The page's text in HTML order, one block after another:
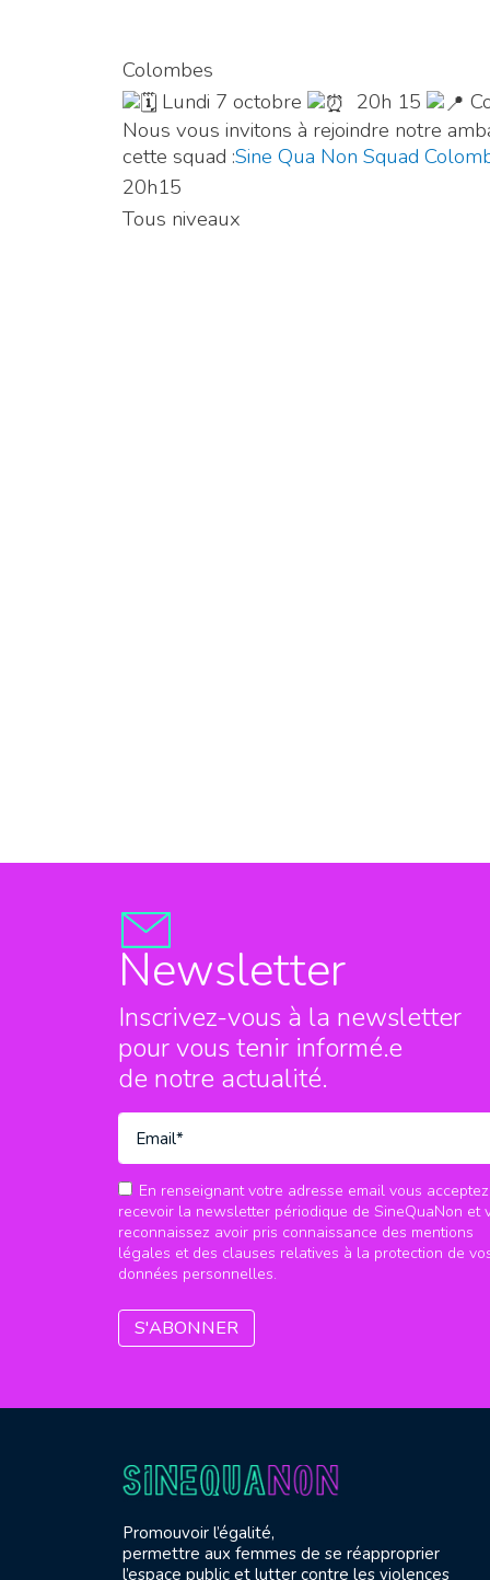
Colombes
Lundi 7 octobre
20h 15
Nous vous invitons à rejoindre notre
cette squad :Sine Qua Non Squad
20h15
Tous niveaux
Newsletter
Inscrivez-vous à la newsletter
pour vous tenir informé.e
de notre actualité.
En renseignant votre adresse email vous
recevoir la newsletter périodique de SineQuaNon et
reconnaissez avoir pris connaissance des mentions
légales et des clauses relatives à la protection de
données personnelles.
Promouvoir l’égalité,
permettre aux femmes de se réapproprier
l’espace public et lutter contre les violences